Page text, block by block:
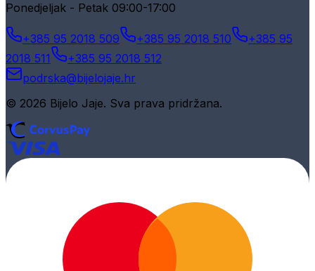
Ponedjeljak - Petak 09:00-17:00
+385 95 2018 509 +385 95 2018 510
+385 95
2018 511
+385 95 2018 512
podrska@bijelojaje.hr
© 2026 Bijelo Jaje. Sva prava pridržana.